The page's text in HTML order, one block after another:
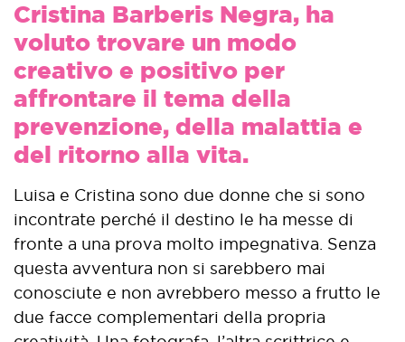
Cristina Barberis Negra, ha
voluto trovare un modo
creativo e positivo per
affrontare il tema della
prevenzione, della malattia e
del ritorno alla vita.
Luisa e Cristina sono due donne che si sono
incontrate perché il destino le ha messe di
fronte a una prova molto impegnativa. Senza
questa avventura non si sarebbero mai
conosciute e non avrebbero messo a frutto le
due facce complementari della propria